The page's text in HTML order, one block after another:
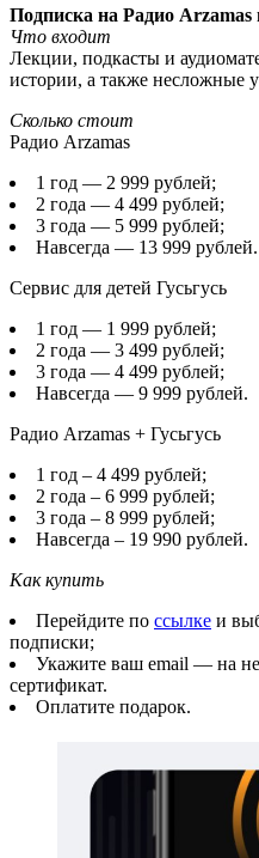
Подписка на Радио Arzamas
Что входит
Лекции, подкасты и
истории, а также несложные
Сколько стоит
Радио Arzamas
1 год — 2 999 рублей;
2 года — 4 499 рублей;
3 года — 5 999 рублей;
Навсегда — 13 999 рублей.
Сервис для детей Гусьгусь
1 год — 1 999 рублей;
2 года — 3 499 рублей;
3 года — 4 499 рублей;
Навсегда — 9 999 рублей.
Радио Arzamas + Гусьгусь
1 год – 4 499 рублей;
2 года – 6 999 рублей;
3 года – 8 999 рублей;
Навсегда – 19 990 рублей.
Как купить
Перейдите по ссылке и
подписки;
Укажите ваш email — на
сертификат.
Оплатите подарок.